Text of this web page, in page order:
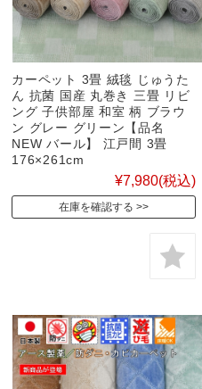
カーペット 3畳 絨毯 じゅうた
ん 抗菌 国産 丸巻き 三畳 リビ
ング 子供部屋 和室 柄 ブラウ
ン グレー グリーン【品名
NEW バール】 江戸間 3畳
176×261cm
¥7,980(税込)
在庫を確認する